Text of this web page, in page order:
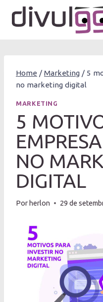
para
Home / Marketing / 5
no marketing digital
MARKETING
5
NO
DIGITAL
Por herlon 29 de